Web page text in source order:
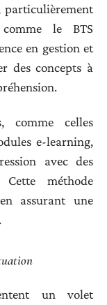
particulièrement
le BTS
en gestion et
des concepts à
comme celles
e-learning,
avec des
Cette méthode
assurant une
un volet